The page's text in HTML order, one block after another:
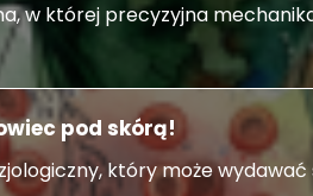
w której precyzyjna
pod skórą!
który może wydawać